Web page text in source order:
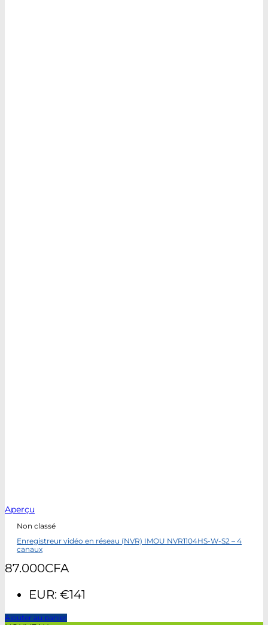
Aperçu
Non classé
Enregistreur vidéo en réseau (NVR) IMOU NVR1104HS-W-S2 – 4
canaux
87.000CFA
EUR: €141
Ajouter au panier